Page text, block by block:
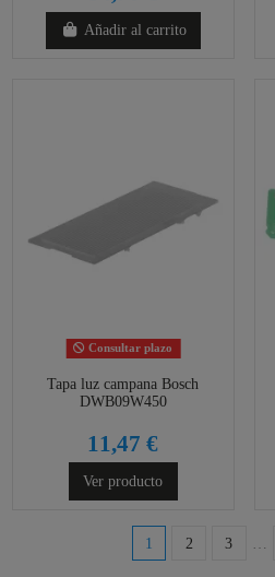
Añadir al carrito
Consultar plazo
Tapa luz campana Bosch
DWB09W450
11,47 €
Ver producto
1 2 3